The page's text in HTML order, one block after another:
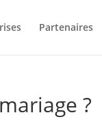
Partenaires
?